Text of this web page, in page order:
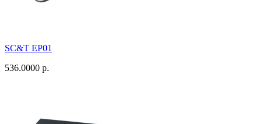
SC&T EP01
536.0000 р.